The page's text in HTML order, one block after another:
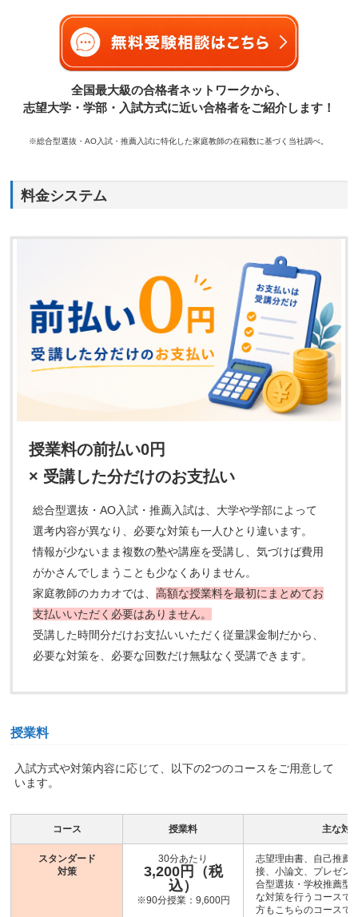
全国最大級の合格者ネットワークから、
志望大学・学部・入試方式に近い合格者をご紹介します！
※総合型選抜・AO入試・推薦入試に特化した家庭教師の在籍数に基づく当社調べ。
料金システム
授業料の前払い0円
× 受講した分だけのお支払い
総合型選抜・AO入試・推薦入試は、大学や学部によって
選考内容が異なり、必要な対策も一人ひとり違います。
情報が少ないまま複数の塾や講座を受講し、気づけば費用
がかさんでしまうことも少なくありません。
家庭教師のカカオでは、高額な授業料を最初にまとめてお
支払いいただく必要はありません。
受講した時間分だけお支払いいただく従量課金制だから、
必要な対策を、必要な回数だけ無駄なく受講できます。
授業料
入試方式や対策内容に応じて、以下の2つのコースをご用意して
います。
コース 授業料 主な対
スタンダード
対策
30分あたり
3,200円（税
込）
※90分授業：9,600円
志望理由書、自己推薦
接、小論文、プレゼン
合型選抜・学校推薦型
な対策を行うコースで
方もこちらのコースで